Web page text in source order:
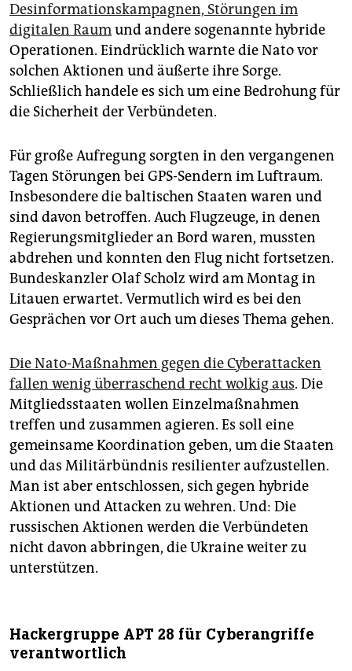
Desinformationskampagnen, Störungen im
digitalen Raumund andere sogenannte hybride
Operationen. Eindrücklich warnte die Nato vor
solchen Aktionen und äußerte ihre Sorge.
Schließlich handele es sich um eine Bedrohung für
die Sicherheit der Verbündeten.
Für große Aufregung sorgten in den vergangenen
Tagen Störungen bei GPS-Sendern im Luftraum.
Insbesondere die baltischen Staaten waren und
sind davon betroffen. Auch Flugzeuge, in denen
Regierungsmitglieder an Bord waren, mussten
abdrehen und konnten den Flug nicht fortsetzen.
Bundeskanzler Olaf Scholz wird am Montag in
Litauen erwartet. Vermutlich wird es bei den
Gesprächen vor Ort auch um dieses Thema gehen.
Die Nato-Maßnahmen gegen die Cyberattacken
fallen wenig überraschend recht wolkig aus. Die
Mitgliedsstaaten wollen Einzelmaßnahmen
treffen und zusammen agieren. Es soll eine
gemeinsame Koordination geben, um die Staaten
und das Militärbündnis resilienter aufzustellen.
Man ist aber entschlossen, sich gegen hybride
Aktionen und Attacken zu wehren. Und: Die
russischen Aktionen werden die Verbündeten
nicht davon abbringen, die Ukraine weiter zu
unterstützen.
Hackergruppe APT 28 für Cyberangriffe
verantwortlich